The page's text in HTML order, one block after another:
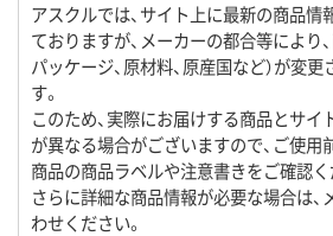
アスクルでは、サイト上に最新の商品情
ておりますが、メーカーの都合等により、
パッケージ、原材料、原産国など）が変
す。
このため、実際にお届けする商品とサ
が異なる場合がございますので、ご使用
商品の商品ラベルや注意書きをご確認く
さらに詳細な商品情報が必要な場合は
わせください。